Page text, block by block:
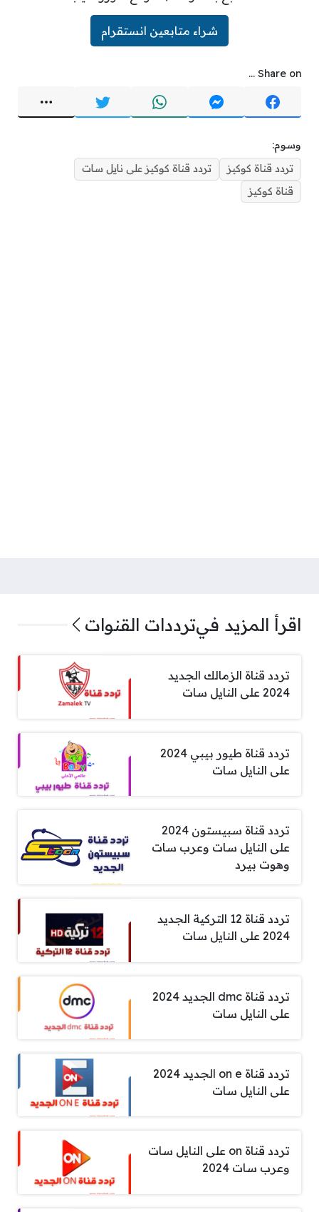
شراء متابعين انستقرام
Share on ...
وسوم:
تردد قناة كوكيز
تردد قناة كوكيز على نايل سات
قناة كوكيز
اقرأ المزيد فيترددات القنوات
تردد قناة الزمالك الجديد
2024 على النايل سات
تردد قناة طيور بيبي 2024
على النايل سات
تردد قناة سبيستون 2024
على النايل سات وعرب سات
وهوت بيرد
تردد قناة 12 التركية الجديد
2024 على النايل سات
تردد قناة dmc الجديد 2024
على النايل سات
تردد قناة on e الجديد 2024
على النايل سات
تردد قناة on على النايل سات
وعرب سات 2024